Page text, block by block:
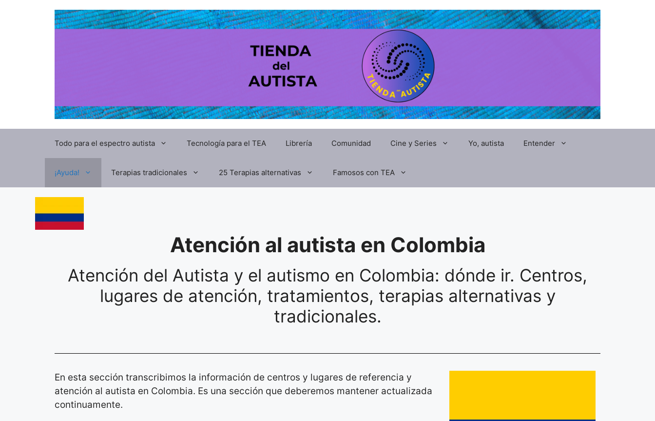
Todo para el espectro autista Tecnología para el TEA Librería Comunidad Cine y Series Yo, autista Entender
¡Ayuda! Terapias tradicionales 25 Terapias alternativas Famosos con TEA
Atención al autista en Colombia
Atención del Autista y el autismo en Colombia: dónde ir. Centros,
lugares de atención, tratamientos, terapias alternativas y
tradicionales.
En esta sección transcribimos la información de centros y lugares de referencia y
atención al autista en Colombia. Es una sección que deberemos mantener actualizada
continuamente.